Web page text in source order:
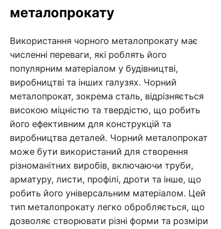
металопрокату
Використання чорного металопрокату має
численні переваги, які роблять його
популярним матеріалом у будівництві,
виробництві та інших галузях. Чорний
металопрокат, зокрема сталь, відрізняється
високою міцністю та твердістю, що робить
його ефективним для конструкцій та
виробництва деталей. Чорний металопрокат
може бути використаний для створення
різноманітних виробів, включаючи труби,
арматуру, листи, профілі, дроти та інше, що
робить його універсальним матеріалом. Цей
тип металопрокату легко обробляється, що
дозволяє створювати різні форми та розміри